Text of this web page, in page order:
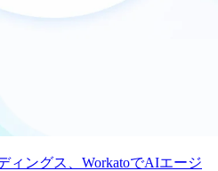
ィングス、WorkatoでAIエージ